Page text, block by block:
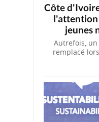
Côte
l'attention
jeunes
Autrefois,
remplacé